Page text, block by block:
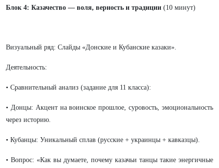
Блок 4: Казачество — воля, верность и традиции (10 минут)
Визуальный ряд: Слайды «Донские и Кубанские казаки».
Деятельность:
• Сравнительный анализ (задание для 11 класса):
• Донцы: Акцент на воинское прошлое, суровость, эмоциональность
через историю.
• Кубанцы: Уникальный сплав (русские + украинцы + кавказцы).
• Вопрос: «Как вы думаете, почему казачьи танцы такие энергичные